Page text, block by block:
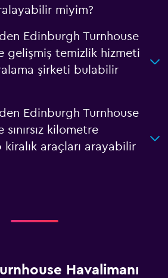
miyim?
Edinburgh Turnhouse
gelişmiş temizlik hizmeti
şirketi bulabilir
Edinburgh Turnhouse
kilometre
araçları arayabilir
Havalimanı